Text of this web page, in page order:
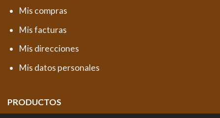
Mis compras
Mis facturas
Mis direcciones
Mis datos personales
PRODUCTOS